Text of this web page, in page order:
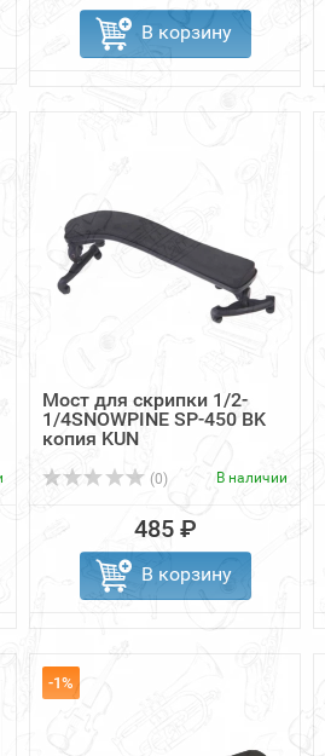
В корзину
Мост для скрипки 1/2-
1/4SNOWPINE SP-450 BK
копия KUN
(0) В наличии
485 ₽
В корзину
-1%